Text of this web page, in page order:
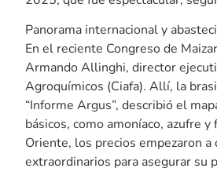
Panorama internacional y
En el reciente Congreso de
Armando Allinghi, director
Agroquímicos (Ciafa). Allí, la
“Informe Argus”, describió el
básicos, como amoníaco, azufre
Oriente, los precios empezaron
extraordinarios para asegurar su